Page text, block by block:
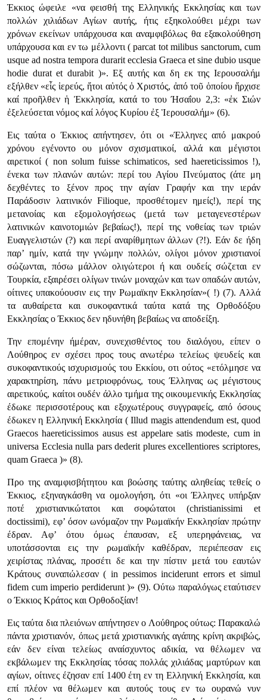
Έκκιος ώφειλε «να φεισθή της Ελληνικής Εκκλησίας και των
πολλών χιλιάδων Αγίων αυτής, ήτις εξηκολούθει μέχρι των
χρόνων εκείνων υπάρχουσα και αναμφιβόλως θα εξακολούθηση
υπάρχουσα και εν τω μέλλοντι ( parcat tot milibus sanctorum, cum
usque ad nostra tempora durarit ecclesia Graeca et sine dubio usque
hodie durat et durabit )». Eξ αυτής και δη εκ της Ιερουσαλήμ
εξήλθεν «εἷς ἱερεύς, ἤτοι αὐτός ὁ Χριστός, ἀπό τοῦ ὁποίου ἤρχισε
καί προῆλθεν ἡ Ἐκκλησία, κατά το του Ήσαΐου 2,3: «ἐκ Σιών
ἐξελεύσεται νόμος καί λόγος Κυρίου ἐξ Ἱερουσαλήμ» (6).
Εις ταύτα ο Έκκιος απήντησεν, ότι οι «Έλληνες από μακρού
χρόνου εγένοντο ου μόνον σχισματικοί, αλλά και μέγιστοι
αιρετικοί ( non solum fuisse schimaticos, sed haereticissimos !),
ένεκα των πλανών αυτών: περί του Αγίου Πνεύματος (άτε μη
δεχθέντες το ξένον προς την αγίαν Γραφήν και την ιεράν
Παράδοσιν λατινικόν Filioque, προσθέτομεν ημείς!), περί της
μετανοίας και εξομολογήσεως (μετά των μεταγενεστέρων
λατινικών καινοτομιών βεβαίως!), περί της νοθείας των τριών
Ευαγγελιστών (?) και περί αναρίθμητων άλλων (?!). Εάν δε ήδη
παρ’ ημίν, κατά την γνώμην πολλών, ολίγοι μόνον χριστιανοί
σώζωνται, πόσω μάλλον ολιγώτεροι ή και ουδείς σώζεται εν
Τουρκία, εξαιρέσει ολίγων τινών μοναχών και των οπαδών αυτών,
οίτινες υπακούουσιν εις την Ρωμαϊκην Εκκλησίαν»( !) (7). Αλλά
τα αυθαίρετα και συκοφαντικά ταύτα κατά της Ορθοδόξου
Εκκλησίας ο Έκκιος δεν ηδυνήθη βεβαίως να αποδείξη.
Την επομένην ήμέραν, συνεχισθέντος του διαλόγου, είπεν ο
Λούθηρος εν σχέσει προς τους ανωτέρω τελείως ψευδείς και
συκοφαντικούς ισχυρισμούς του Εκκίου, οτι ούτος «ετόλμησε να
χαρακτηρίση, πάνυ μετριοφρόνως, τους Έλληνας ως μέγιστους
αιρετικούς, καίτοι ουδέν άλλο τμήμα της οικουμενικής Εκκλησίας
έδωκε περισσοτέρους και εξοχωτέρους συγγραφείς, από όσους
έδωκεν η Ελληνική Εκκλησία ( Illud magis attendendum est, quod
Graecos haereticissimos ausus est appelare satis modeste, cum in
universa Ecclesia nulla pars dederit plures excellentiores scriptores,
quam Graeca )» (8).
Προ της αναμφισβήτητου και βοώσης ταύτης αληθείας τεθείς ο
Έκκιος, εξηναγκάσθη να ομολογήση, ότι «οι Έλληνες υπήρξαν
ποτέ χριστιανικώτατοι και σοφώτατοι (christianissimi et
doctissimi), εφ’ όσον ωνόμαζον την Ρωμαϊκήν Εκκλησίαν πρώτην
έδραν. Αφ’ ότου όμως έπαυσαν, εξ υπερηφάνειας, να
υποτάσσονται εις την ρωμαϊκήν καθέδραν, περιέπεσαν εις
χειρίστας πλάνας, προσέτι δε και την πίστιν μετά του εαυτών
Κράτους συναπώλεσαν ( in pessimos inciderunt errors et simul
fidem cum imperio perdiderunt )» (9). Ούτω παραλόγως εταύτισεν
ο Έκκιος Κράτος και Ορθοδοξίαν!
Εις ταύτα δια πλειόνων απήντησεν ο Λούθηρος ούτως: Παρακαλώ
πάντα χριστιανόν, όπως μετά χριστιανικής αγάπης κρίνη ακριβώς,
εάν δεν είναι τελείως αναίσχυντος αδικία, να θέλωμεν να
εκβάλωμεν της Εκκλησίας τόσας πολλάς χιλιάδας μαρτύρων και
αγίων, οίτινες έζησαν επί 1400 έτη εν τη Ελληνική Εκκλησία, και
επί πλέον να θέλωμεν και αυτούς τους εν τω ουρανώ νυν